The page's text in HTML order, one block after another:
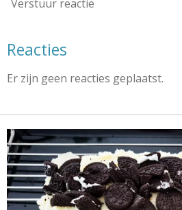
Verstuur reactie
Reacties
Er zijn geen reacties geplaatst.